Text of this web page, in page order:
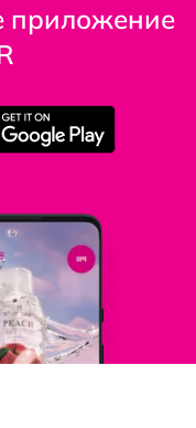
приложение